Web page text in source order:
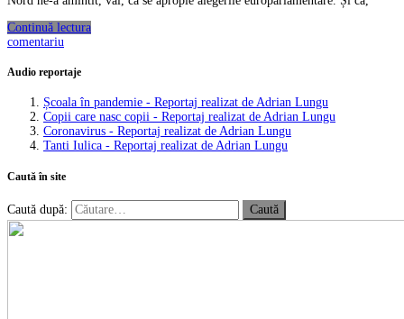
Continuă lectura
comentariu
Audio reportaje
Școala în pandemie - Reportaj realizat de Adrian Lungu
Copii care nasc copii - Reportaj realizat de Adrian Lungu
Coronavirus - Reportaj realizat de Adrian Lungu
Tanti Iulica - Reportaj realizat de Adrian Lungu
Caută în site
Caută după: